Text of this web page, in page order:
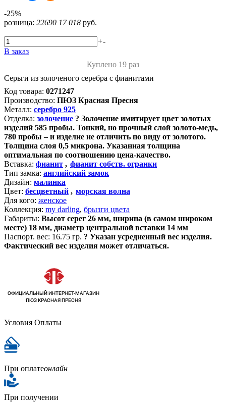
-25%
розница: 22690 17 018 руб.
+-
В заказ
Куплено 19 раз
Серьги из золоченого серебра с фианитами
Код товара: 0271247
Производство: ПЮЗ Красная Пресня
Металл: серебро 925
Отделка: золочение ? Золочение имитирует цвет золотых
изделий 585 пробы. Тонкий, но прочный слой золото-медь,
780 пробы – и изделие не отличить по виду от золотого.
Толщина слоя 0,5 микрона. Указанная толщина
оптимальная по соотношению цена-качество.
Вставка: фианит , фианит собств. огранки
Тип замка: английский замок
Дизайн: малинка
Цвет: бесцветный , морская волна
Для кого: женское
Коллекция: my darling, брызги цвета
Габариты: Высот серег 26 мм, ширина (в самом широком
месте) 18 мм, диаметр центральной вставки 14 мм
Паспорт. вес: 16.75 гр. ? Указан усредненный вес изделия.
Фактический вес изделия может отличаться.
Условия Оплаты
При оплатеонлайн
При получении